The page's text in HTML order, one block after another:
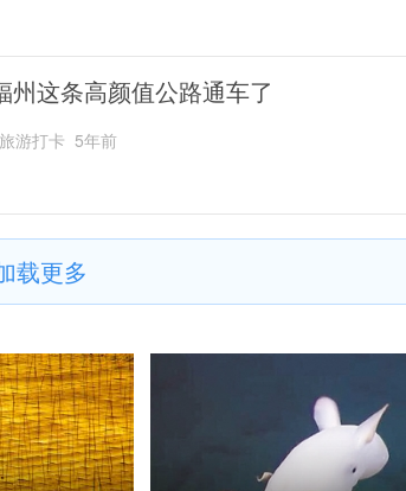
州这条高颜值公路通车了
游打卡 5年前
载更多